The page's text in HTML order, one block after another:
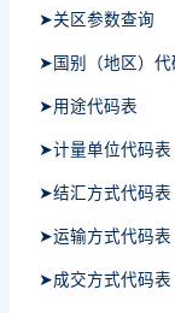
➤关区参数查询
➤国别（地区）代
➤用途代码表
➤计量单位代码表
➤结汇方式代码表
➤运输方式代码表
➤成交方式代码表